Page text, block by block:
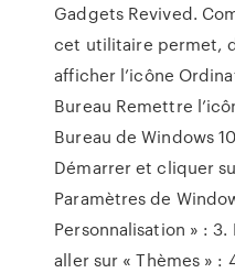
Gadgets Revived.
cet utilitaire permet,
afficher l’icône
Bureau Remettre
Bureau de Windows
Démarrer et cliquer
Paramètres de
Personnalisation » :
aller sur « Thèmes » :